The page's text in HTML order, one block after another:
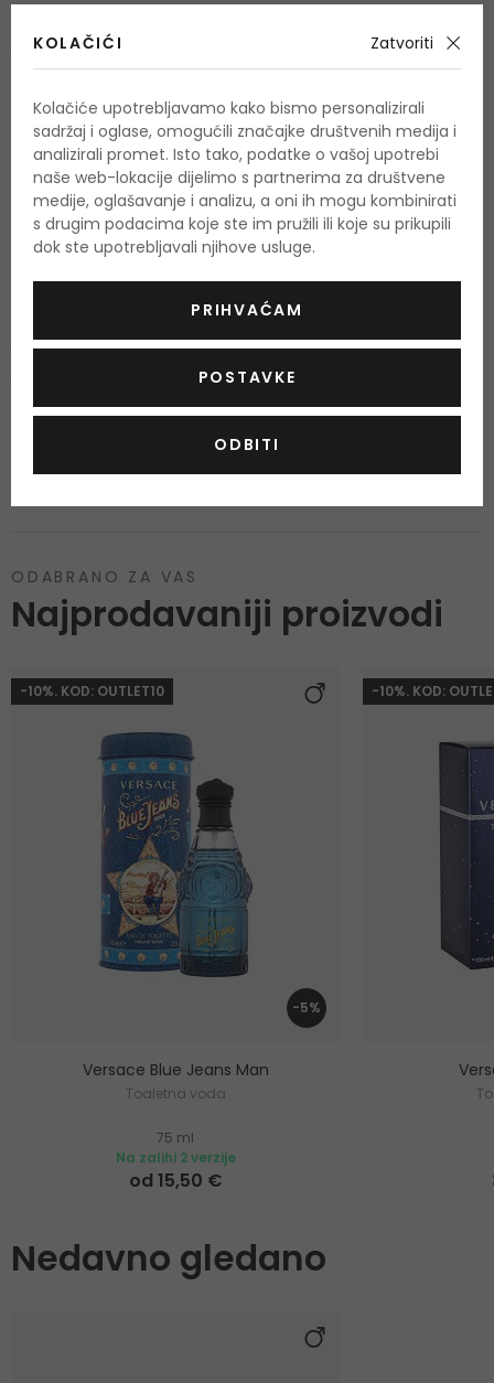
jasmin, bor, kedar
pačuli, vetiver, bijeli rum
O proizvodu
OPIS
Nekada je jedina boja na teniskom terenu bila bijela. Miris
junaka je novi muški mirisLacoste Red.Spojevi zelene
jabuke sa tonovima značajnog drva, sa pačulijem i drvom
OCJENA (3) OSTALE INFORMACIJE
ODABRANO ZA VAS
Najprodavaniji proizvodi
-10%. KOD: OUTLET10
-5%
Versace Blue Jeans Man
Toaletna voda
75 ml
Na zalihi 2 verzije
od 15,50 €
-10%. KOD:
Nedavno gledano
KOLAČIĆI Zatvoriti
Kolačiće upotrebljavamo kako bismo personalizirali
sadržaj i oglase, omogućili značajke društvenih medija i
analizirali promet. Isto tako, podatke o vašoj upotrebi
naše web-lokacije dijelimo s partnerima za društvene
medije, oglašavanje i analizu, a oni ih mogu kombinirati
s drugim podacima koje ste im pružili ili koje su prikupili
dok ste upotrebljavali njihove usluge.
PRIHVAĆAM
POSTAVKE
ODBITI